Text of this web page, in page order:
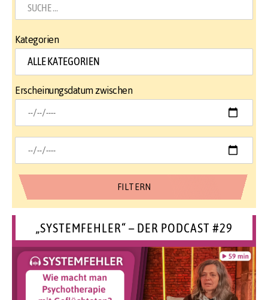
Kategorien
Erscheinungsdatum zwischen
„SYSTEMFEHLER“ – DER PODCAST #29